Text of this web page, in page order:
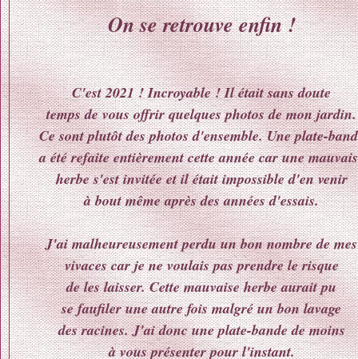
On se retrouve enfin !
C'est 2021 ! Incroyable ! Il était sans doute
temps de vous offrir quelques photos de mon jardin.
Ce sont plutôt des photos d'ensemble. Une plate-
a été refaite entièrement cette année car une
herbe s'est invitée et il était impossible d'en venir
à bout même après des années d'essais.
J'ai malheureusement perdu un bon nombre de mes
vivaces car je ne voulais pas prendre le risque
de les laisser. Cette mauvaise herbe aurait pu
se faufiler une autre fois malgré un bon lavage
des racines. J'ai donc une plate-bande de moins
à vous présenter pour l'instant.